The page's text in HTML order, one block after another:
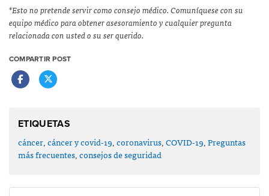
*Esto no pretende servir como consejo médico. Comuníquese con su
equipo médico para obtener asesoramiento y cualquier pregunta
relacionada con usted o su ser querido.
COMPARTIR POST
ETIQUETAS
cáncer,cáncer y covid-19,coronavirus,COVID-19,Preguntas
más frecuentes,consejos de seguridad